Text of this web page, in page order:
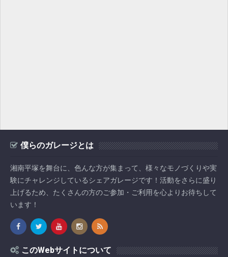
僕らのガレージとは
湘南平塚を舞台に、色んな方が集まって、様々なモノづくりや実
験にチャレンジしているシェアガレージです！活動をさらに盛り
上げるため、たくさんの方のご参加・ご利用を心よりお待ちして
います！
このWebサイトについて